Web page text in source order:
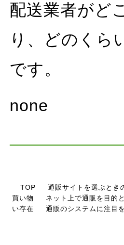
配送業者がど
り、どのくら
です。
none
TOP 通販サイトを選ぶとき
買い物
ネット上で通販を目的
い存在
通販のシステムに注目